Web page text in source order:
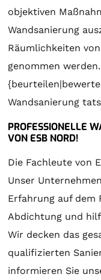
objektiven
Wandsanierung
Räumlichkeiten
genommen
Wandsanierung
PROFESSIONELLE
VON ESB NORD!
Die Fachleute von
Unser
Erfahrung auf dem
Abdichtung und
Wir decken das
qualifizierten
informieren Sie